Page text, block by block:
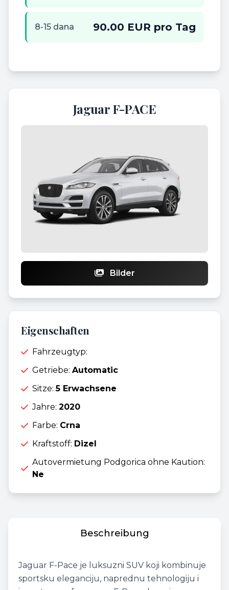
8-15 dana 90.00 EUR pro Tag
Jaguar F-PACE
Bilder
Eigenschaften
Fahrzeugtyp:
Getriebe: Automatic
Sitze:5 Erwachsene
Jahre: 2020
Farbe: Crna
Kraftstoff: Dizel
Autovermietung Podgorica ohne Kaution:
Ne
Beschreibung
Jaguar F-Pace je luksuzni SUV koji kombinuje
sportsku eleganciju, naprednu tehnologiju i